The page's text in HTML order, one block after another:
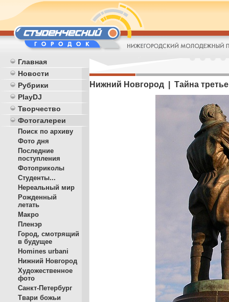
Главная
Новости
Рубрики
PlayDJ
Творчество
Фотогалереи
Поиск по архиву
Фото дня
Последние
поступления
Фотоприколы
Студенты...
Нереальный мир
Рожденный
летать
Макро
Пленэр
Город, смотрящий
в будущее
Homines urbani
Нижний Новгород
Художественное
фото
Санкт-Петербург
Твари божьи
Нижний Новгород | Тайна